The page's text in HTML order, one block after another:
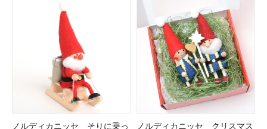
ノルディカニッセ そりに乗っ
ノルディカニッセ クリスマス